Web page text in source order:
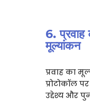
6. प्रवाह
मूल्यांकन
प्रवाह का
प्रोटोकॉल
उद्देश्य और